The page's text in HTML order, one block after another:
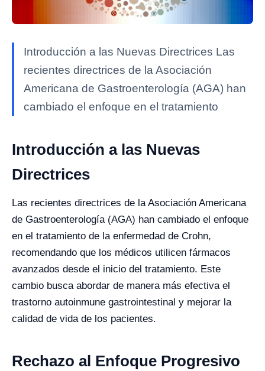
Introducción a las Nuevas Directrices Las
recientes directrices de la Asociación
Americana de Gastroenterología (AGA) han
cambiado el enfoque en el tratamiento
Introducción a las Nuevas
Directrices
Las recientes directrices de la Asociación Americana
de Gastroenterología (AGA) han cambiado el enfoque
en el tratamiento de la enfermedad de Crohn,
recomendando que los médicos utilicen fármacos
avanzados desde el inicio del tratamiento. Este
cambio busca abordar de manera más efectiva el
trastorno autoinmune gastrointestinal y mejorar la
calidad de vida de los pacientes.
Rechazo al Enfoque Progresivo